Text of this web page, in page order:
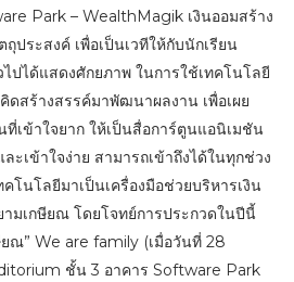
Park – WealthMagik เงินออมสร้าง
ประสงค์ เพื่อเป็นเวทีให้กับนักเรียน
ปได้แสดงศักยภาพ ในการใช้เทคโนโลยี
สร้างสรรค์มาพัฒนาผลงาน เพื่อเผย
ที่เข้าใจยาก ให้เป็นสื่อการ์ตูนแอนิเมชัน
ะเข้าใจง่าย สามารถเข้าถึงได้ในทุกช่วง
คโนโลยีมาเป็นเครื่องมือช่วยบริหารเงิน
ามเกษียณ โดยโจทย์การประกวดในปีนี้
ณ” We are family (เมื่อวันที่ 28
ชั้น 3 อาคาร Software Park